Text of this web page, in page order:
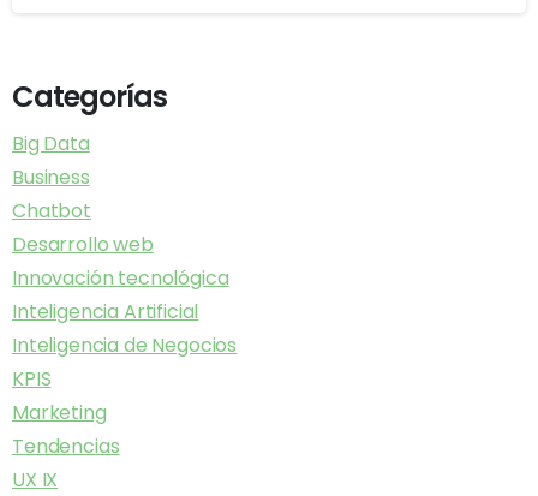
Categorías
Big Data
Business
Chatbot
Desarrollo web
Innovación tecnológica
Inteligencia Artificial
Inteligencia de Negocios
KPIS
Marketing
Tendencias
UX IX